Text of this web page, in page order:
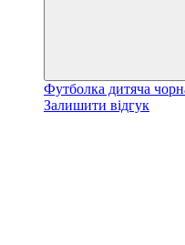
Футболка дитяча
Залишити відгук